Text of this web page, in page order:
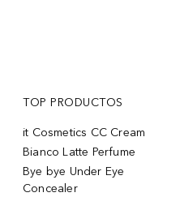
TOP PRODUCTOS
it Cosmetics CC Cream
Bianco Latte Perfume
Bye bye Under Eye
Concealer